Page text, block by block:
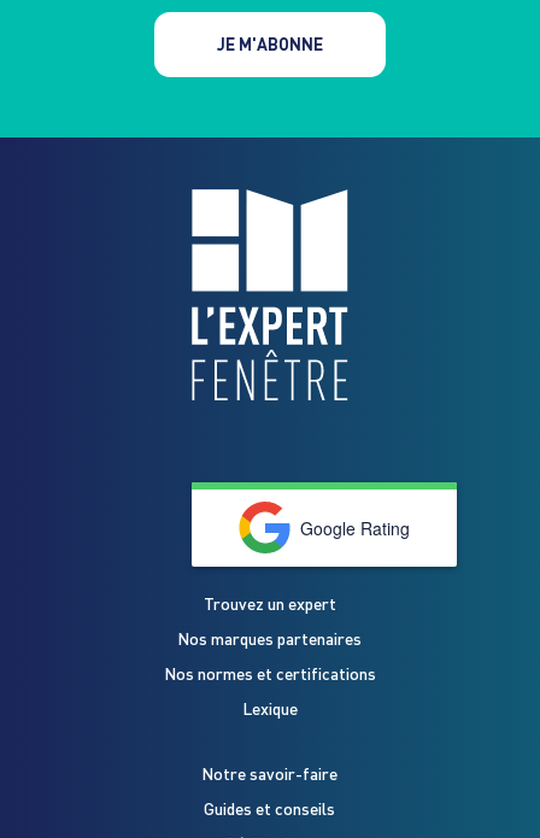
JE M'ABONNE
Google Rating
Trouvez un expert
Nos marques partenaires
Nos normes et certifications
Lexique
Notre savoir-faire
Guides et conseils